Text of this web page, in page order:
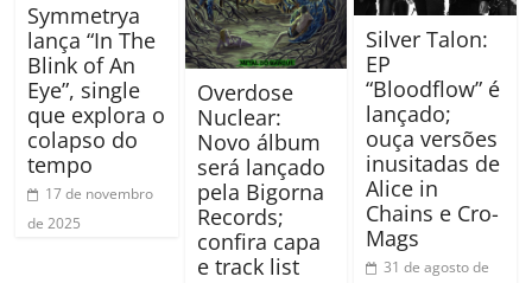
Symmetrya
lança “In The
Blink of An
Eye”, single
que explora o
colapso do
tempo
17 de novembro
de 2025
Overdose
Nuclear:
Novo álbum
será lançado
pela Bigorna
Records;
confira capa
e track list
Silver Talon:
EP
“Bloodflow” é
lançado;
ouça versões
inusitadas de
Alice in
Chains e Cro-
Mags
31 de agosto de